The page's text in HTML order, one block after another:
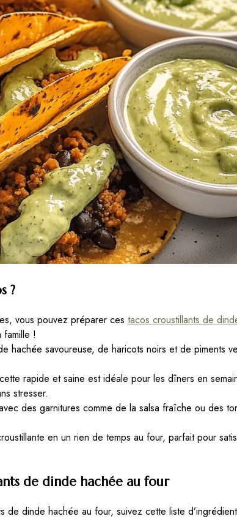
?
vous pouvez préparer ces tacos croustillants de
!
hachée savoureuse, de haricots noirs et de piments
rapide et saine est idéale pour les dîners en
stresser.
des garnitures comme de la salsa fraîche ou des
en un rien de temps au four, parfait pour
de dinde hachée au four
de dinde hachée au four, suivez cette liste